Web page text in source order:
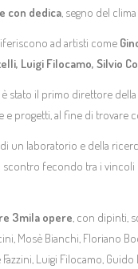
con dedica, segno del
ad artisti come
Luigi Filocamo, Silvio
stato il primo direttore della
progetti, al fine di trovare
un laboratorio e della
fecondo tra i
3mila opere, con dipinti,
Mosè Bianchi, Floriano
Luigi Filocamo,